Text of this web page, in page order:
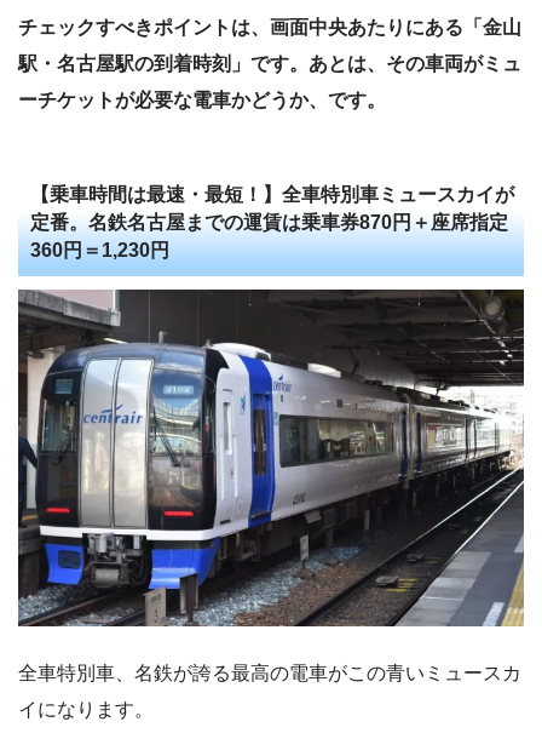
チェックすべきポイントは、画面中央あたりにある「金山
駅・名古屋駅の到着時刻」です。あとは、その車両がミュ
ーチケットが必要な電車かどうか、です。
【乗車時間は最速・最短！】全車特別車ミュースカイが
定番。名鉄名古屋までの運賃は乗車券870円＋座席指定
360円＝1,230円
全車特別車、名鉄が誇る最高の電車がこの青いミュースカ
イになります。